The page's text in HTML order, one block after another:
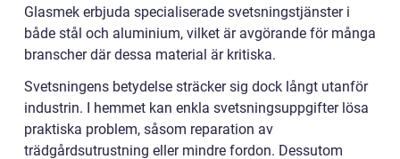
Glasmek erbjuda specialiserade svetsningstjänster i
både stål och aluminium, vilket är avgörande för många
branscher där dessa material är kritiska.
Svetsningens betydelse sträcker sig dock långt utanför
industrin. I hemmet kan enkla svetsningsuppgifter lösa
praktiska problem, såsom reparation av
trädgårdsutrustning eller mindre fordon. Dessutom